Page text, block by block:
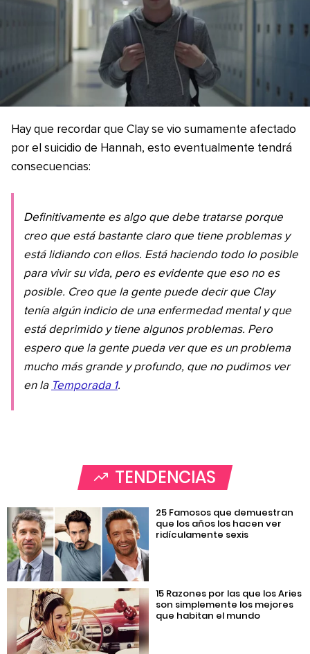
Hay que recordar que Clay se vio sumamente afectado
por el suicidio de Hannah, esto eventualmente tendrá
consecuencias:
Definitivamente es algo que debe tratarse porque
creo que está bastante claro que tiene problemas y
está lidiando con ellos. Está haciendo todo lo posible
para vivir su vida, pero es evidente que eso no es
posible. Creo que la gente puede decir que Clay
tenía algún indicio de una enfermedad mental y que
está deprimido y tiene algunos problemas. Pero
espero que la gente pueda ver que es un problema
mucho más grande y profundo, que no pudimos ver
en la Temporada 1.
TENDENCIAS
25 Famosos que demuestran
que los años los hacen ver
ridículamente sexis
15 Razones por las que los Aries
son simplemente los mejores
que habitan el mundo